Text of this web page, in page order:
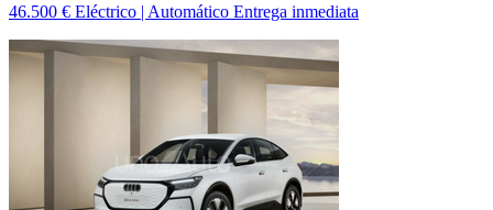
46.500 € Eléctrico | Automático Entrega inmediata